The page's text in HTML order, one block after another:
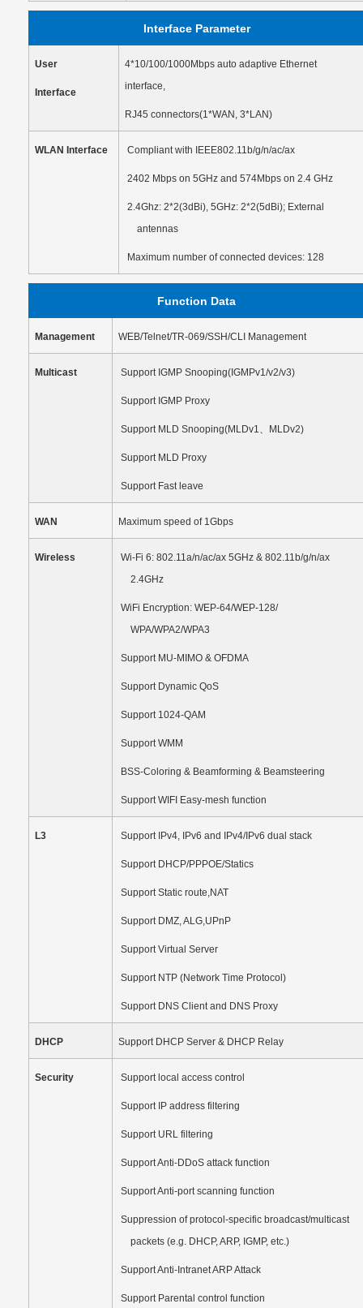
Interface Parameter
User
Interface
4*10/100/1000Mbps auto adaptive Ethernet
interface,
RJ45 connectors(1*WAN, 3*LAN)
WLAN Interface Compliant with IEEE802.11b/g/n/ac/ax
2402 Mbps on 5GHz and 574Mbps on 2.4 GHz
2.4Ghz: 2*2(3dBi), 5GHz: 2*2(5dBi); External
antennas
Maximum number of connected devices: 128
Function Data
Management WEB/Telnet/TR-069/SSH/CLI Management
Multicast Support IGMP Snooping(IGMPv1/v2/v3)
Support IGMP Proxy
Support MLD Snooping(MLDv1、 MLDv2)
Support MLD Proxy
Support Fast leave
WAN Maximum speed of 1Gbps
Wireless
Wi-Fi 6: 802.11a/n/ac/ax 5GHz & 802.11b/g/n/ax
2.4GHz
WiFi Encryption: WEP-64/WEP-128/
WPA/WPA2/WPA3
Support MU-MIMO & OFDMA
Support Dynamic QoS
Support 1024-QAM
Support WMM
BSS-Coloring & Beamforming & Beamsteering
Support WIFI Easy-mesh function
L3 Support IPv4, IPv6 and IPv4/IPv6 dual stack
Support DHCP/PPPOE/Statics
Support Static route,NAT
Support DMZ, ALG,UPnP
Support Virtual Server
Support NTP (Network Time Protocol)
Support DNS Client and DNS Proxy
DHCP Support DHCP Server & DHCP Relay
Security Support local access control
Support IP address filtering
Support URL filtering
Support Anti-DDoS attack function
Support Anti-port scanning function
Suppression of protocol-specific broadcast/multicast
packets (e.g. DHCP, ARP, IGMP, etc.)
Support Anti-Intranet ARP Attack
Support Parental control function